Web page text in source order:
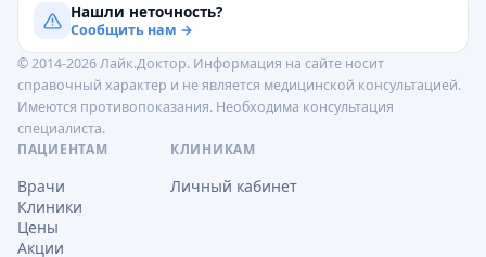
Нашли неточность?
Сообщить нам →
© 2014-2026 Лайк.Доктор. Информация на сайте носит
справочный характер и не является медицинской консультацией.
Имеются противопоказания. Необходима консультация
специалиста.
ПАЦИЕНТАМ
Врачи
Клиники
Цены
Акции
КЛИНИКАМ
Личный кабинет